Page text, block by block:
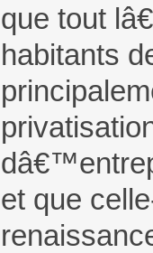
que tout
habitants
et que